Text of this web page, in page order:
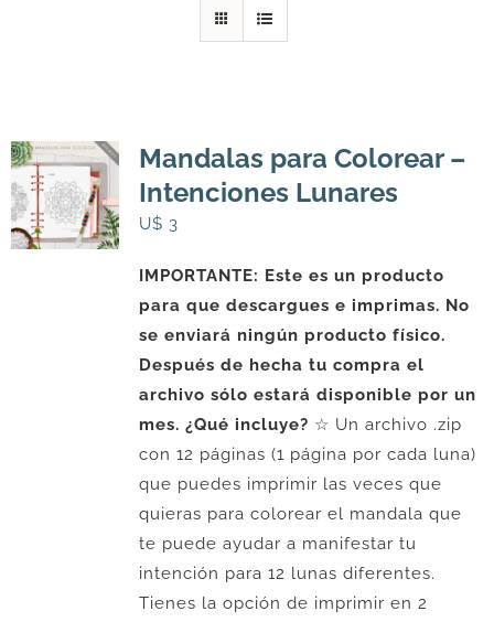
PRODUCTOS
ARTÍCULOS
Mandalas para Colorear –
Intenciones Lunares
U$ 3
IMPORTANTE: Este es un producto
para que descargues e imprimas. No
se enviará ningún producto físico.
Después de hecha tu compra el
archivo sólo estará disponible por un
mes. ¿Qué incluye? ☆ Un archivo .zip
con 12 páginas (1 página por cada luna)
que puedes imprimir las veces que
quieras para colorear el mandala que
te puede ayudar a manifestar tu
intención para 12 lunas diferentes.
Tienes la opción de imprimir en 2